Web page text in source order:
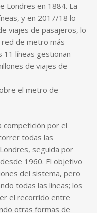
Londres en 1884. La
y en 2017/18 lo
viajes de pasajeros, lo
red de metro más
11 líneas gestionan
de viajes de
el metro de
competición por el
todas las
seguida por
1960. El objetivo
del sistema, pero
todas las líneas; los
el recorrido entre
otras formas de